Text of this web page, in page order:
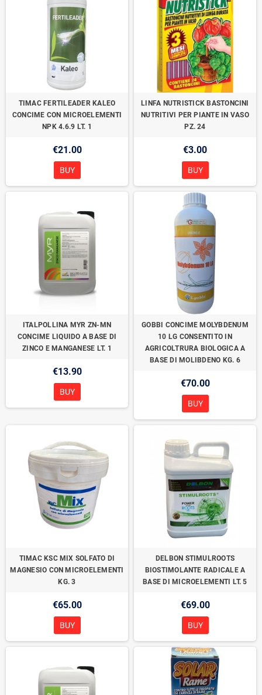
TIMAC FERTILEADER KALEO
CONCIME CON MICROELEMENTI
NPK 4.6.9 LT. 1
€21.00
BUY
LINFA NUTRISTICK BASTONCINI
NUTRITIVI PER PIANTE IN VASO
PZ. 24
€3.00
BUY
ITALPOLLINA MYR ZN-MN
CONCIME LIQUIDO A BASE DI
ZINCO E MANGANESE LT. 1
€13.90
BUY
GOBBI CONCIME MOLYBDENUM
10 LG CONSENTITO IN
AGRICOLTRURA BIOLOGICA A
BASE DI MOLIBDENO KG. 6
€70.00
BUY
TIMAC KSC MIX SOLFATO DI
MAGNESIO CON MICROELEMENTI
KG. 3
€65.00
BUY
DELBON STIMULROOTS
BIOSTIMOLANTE RADICALE A
BASE DI MICROELEMENTI LT. 5
€69.00
BUY